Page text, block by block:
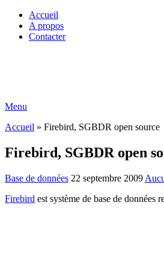
Accueil
A propos
Contacter
Menu
Accueil » Firebird, SGBDR open source
Firebird, SGBDR open
Base de données 22 septembre 2009
Firebird est système de base de